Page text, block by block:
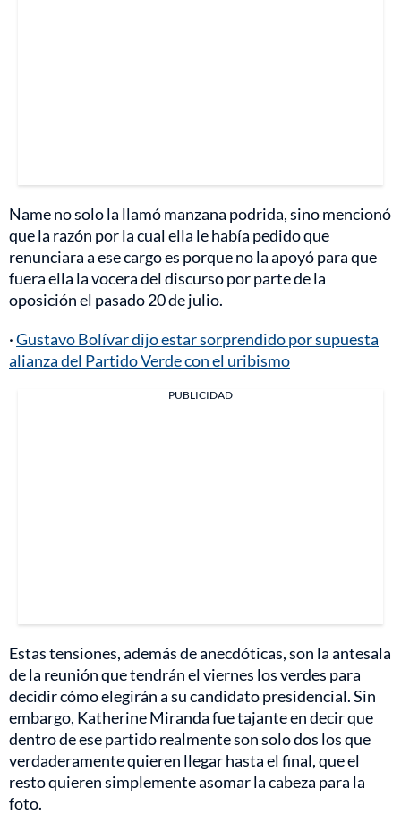
Name no solo la llamó manzana podrida, sino mencionó
que la razón por la cual ella le había pedido que
renunciara a ese cargo es porque no la apoyó para que
fuera ella la vocera del discurso por parte de la
oposición el pasado 20 de julio.
·Gustavo Bolívar dijo estar sorprendido por supuesta
alianza del Partido Verde con el uribismo
PUBLICIDAD
Estas tensiones, además de anecdóticas, son la antesala
de la reunión que tendrán el viernes los verdes para
decidir cómo elegirán a su candidato presidencial. Sin
embargo, Katherine Miranda fue tajante en decir que
dentro de ese partido realmente son solo dos los que
verdaderamente quieren llegar hasta el final, que el
resto quieren simplemente asomar la cabeza para la
foto.